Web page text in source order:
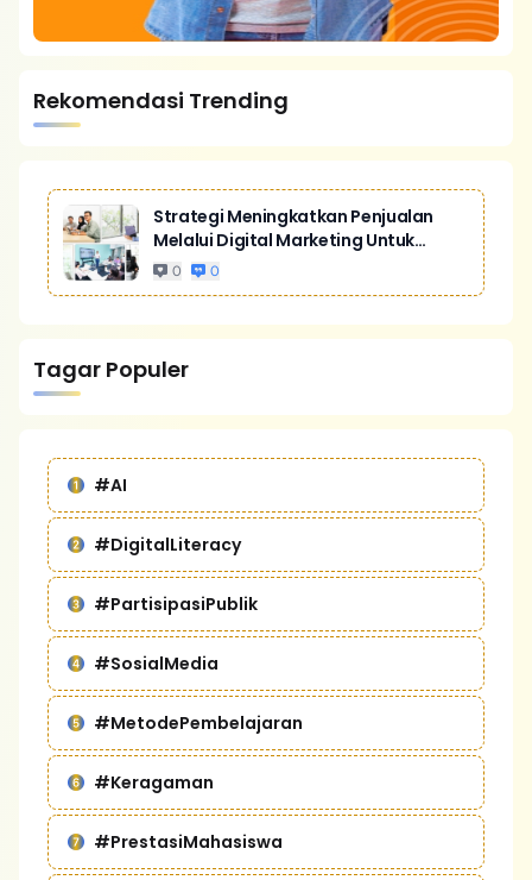
Rekomendasi Trending
Strategi Meningkatkan Penjualan
Melalui Digital Marketing Untuk
Bisnis Yang Lebih Kompetitif
0 0
Tagar Populer
#AI
#DigitalLiteracy
#PartisipasiPublik
#SosialMedia
#MetodePembelajaran
#Keragaman
#PrestasiMahasiswa